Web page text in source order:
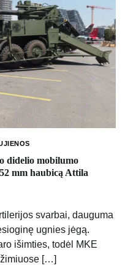
didelio mobilumo
mm haubicą Attila
svarbai, dauguma
ugnies jėgą.
išimties, todėl MKE
[…]